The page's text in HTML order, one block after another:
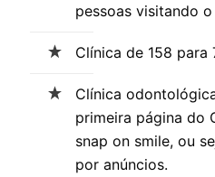
pessoas visitando
Clínica de 158
Clínica
primeira página do
snap on smile, ou
por anúncios.